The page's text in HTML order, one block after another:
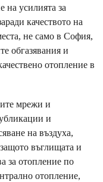
на усилията за
качеството на
не само в София,
обгазявания и
отопление в
мрежи и
и
на въздуха,
въглищата и
за отопление по
отопление,